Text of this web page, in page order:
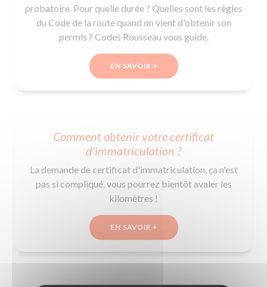
probatoire. Pour quelle durée ? Quelles sont les règles
du Code de la route quand on vient d'obtenir son
permis ? Codes Rousseau vous guide.
EN SAVOIR +
Comment obtenir votre certificat
d’immatriculation ?
La demande de certificat d'immatriculation, ça n'est
pas si compliqué, vous pourrez bientôt avaler les
kilomètres !
EN SAVOIR +